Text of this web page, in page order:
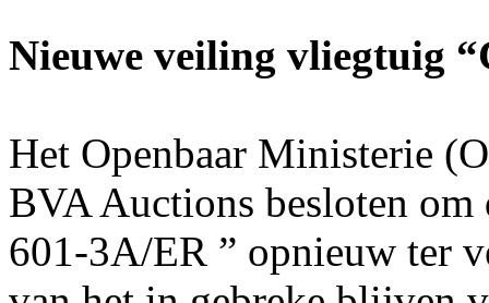
Nieuwe veiling vliegtuig
Het Openbaar Ministerie
BVA Auctions besloten
601-3A/ER ” opnieuw ter